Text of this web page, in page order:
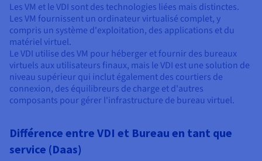
Les VM et le VDI sont des technologies liées mais distinctes.
Les VM fournissent un ordinateur virtualisé complet, y
compris un système d'exploitation, des applications et du
matériel virtuel.
Le VDI utilise des VM pour héberger et fournir des bureaux
virtuels aux utilisateurs finaux, mais le VDI est une solution de
niveau supérieur qui inclut également des courtiers de
connexion, des équilibreurs de charge et d'autres
composants pour gérer l'infrastructure de bureau virtuel.
Différence entre VDI et Bureau en tant que
service (Daas)